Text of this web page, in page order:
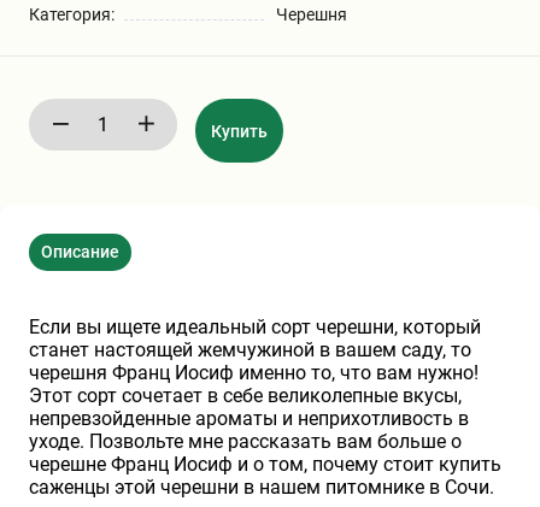
Шарафуга
Бирючина
Плющ
Кустарники
ПАМПАСНАЯ ТРАВА
(КОРТАДЕРИЯ)
Кизильник саженец
Олеандр саженцы
Экзотические растения
Декоративные саженцы
Хвойные саженцы
Клематис
Глициния
Гвоздика саженцы
Категория: Черешня
Купить
Описание
Если вы ищете идеальный сорт черешни, который
станет настоящей жемчужиной в вашем саду, то
черешня Франц Иосиф именно то, что вам нужно!
Этот сорт сочетает в себе великолепные вкусы,
непревзойденные ароматы и неприхотливость в
уходе. Позвольте мне рассказать вам больше о
черешне Франц Иосиф и о том, почему стоит купить
саженцы этой черешни в нашем питомнике в Сочи.